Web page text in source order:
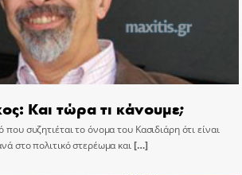
Και τώρα τι κάνουμε;
συζητιέται το όνομα του Κασιδιάρη ότι είναι
στο πολιτικό στερέωμα και[…]